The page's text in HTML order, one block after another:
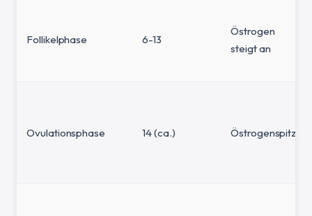
Follikelphase 6-13
Östrogen
steigt an
Ovulationsphase 14 (ca.) Östrogenspitze